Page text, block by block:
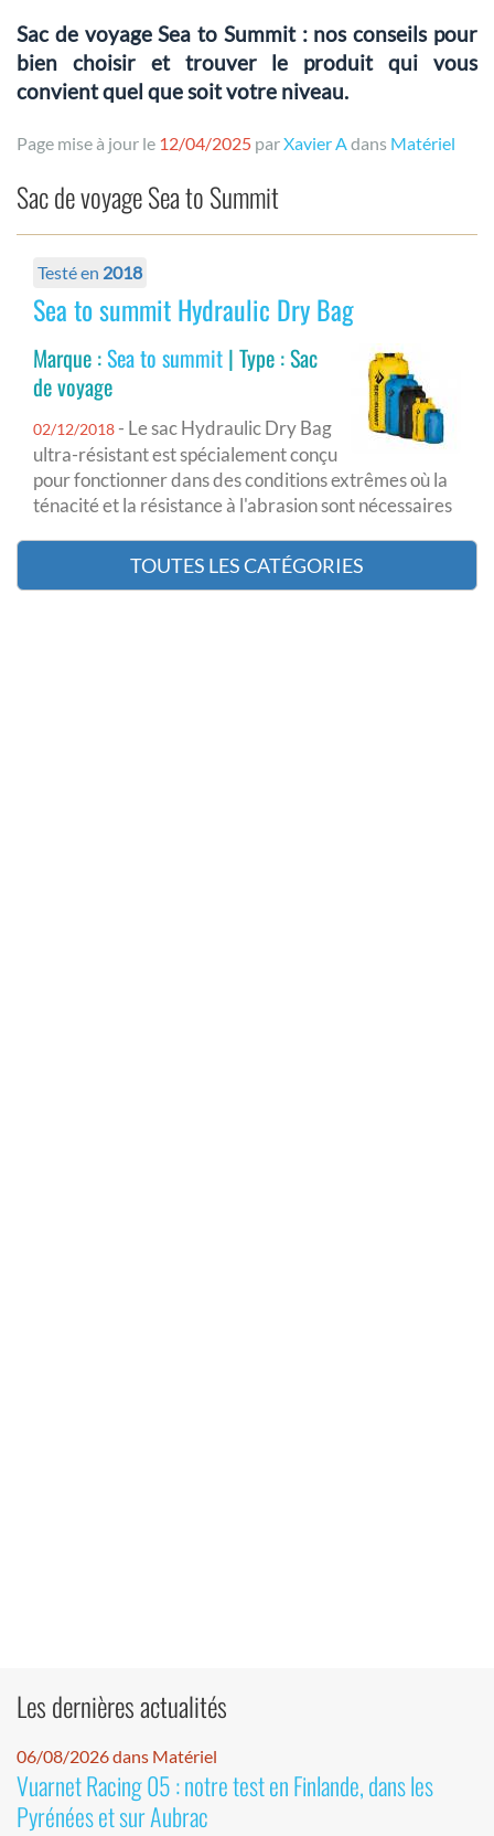
Sac de voyage Sea to Summit : nos conseils pour
bien choisir et trouver le produit qui vous
convient quel que soit votre niveau.
Page mise à jour le 12/04/2025 parXavier Adans Matériel
Sac de voyage Sea to Summit
Testé en 2018
Sea to summit Hydraulic Dry Bag
Marque :Sea to summit | Type : Sac
de voyage
02/12/2018 - Le sac Hydraulic Dry Bag
ultra-résistant est spécialement conçu
pour fonctionner dans des conditions extrêmes où la
ténacité et la résistance à l'abrasion sont nécessaires
TOUTES LES CATÉGORIES
Les dernières actualités
06/08/2026 dans Matériel
Vuarnet Racing 05 : notre test en Finlande, dans les
Pyrénées et sur Aubrac